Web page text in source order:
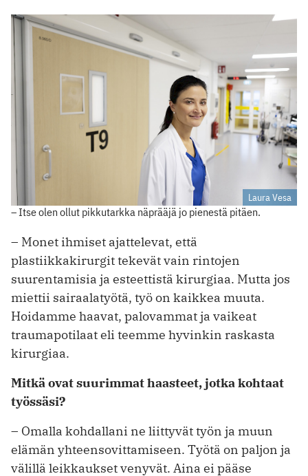
Laura Vesa
– Itse olen ollut pikkutarkka näprääjä jo pienestä pitäen.
– Monet ihmiset ajattelevat, että
plastiikkakirurgit tekevät vain rintojen
suurentamisia ja esteettistä kirurgiaa. Mutta jos
miettii sairaalatyötä, työ on kaikkea muuta.
Hoidamme haavat, palovammat ja vaikeat
traumapotilaat eli teemme hyvinkin raskasta
kirurgiaa.
Mitkä ovat suurimmat haasteet, jotka kohtaat
työssäsi?
– Omalla kohdallani ne liittyvät työn ja muun
elämän yhteensovittamiseen. Työtä on paljon ja
välillä leikkaukset venyvät. Aina ei pääse